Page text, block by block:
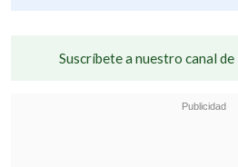
Suscríbete a nuestro canal de